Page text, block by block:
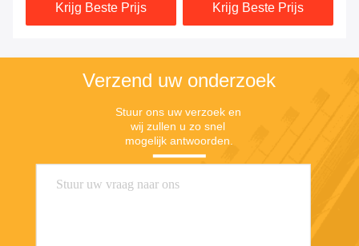
Elektromagnetische Klep
Krijg Beste Prijs Krijg Beste Prijs
Verzend uw onderzoek
Stuur ons uw verzoek en
wij zullen u zo snel
mogelijk antwoorden.